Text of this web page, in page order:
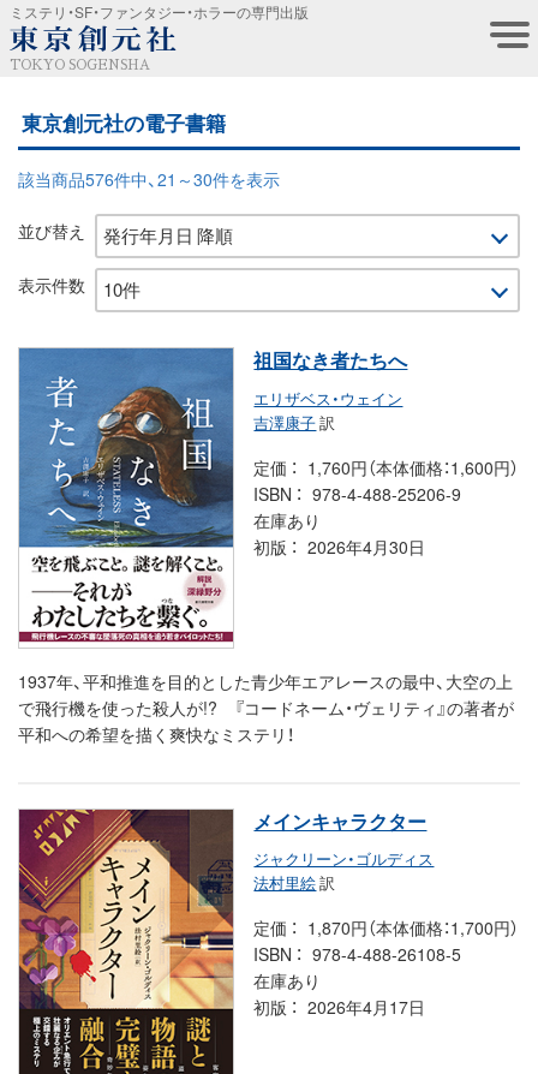
ミステリ・SF・ファンタジー・ホラーの専門出版
TOKYO SOGENSHA
東京創元社の電子書籍
該当商品576件中、21～30件を表示
並び替え
表示件数
祖国なき者たちへ
エリザベス・ウェイン
吉澤康子訳
定価
1,760円（本体価格：1,600円）
ISBN
978-4-488-25206-9
在庫あり
初版
2026年4月30日
1937年、平和推進を目的とした青少年エアレースの最中、大空の上
で飛行機を使った殺人が!? 『コードネーム・ヴェリティ』の著者が
平和への希望を描く爽快なミステリ！
メインキャラクター
ジャクリーン・ゴルディス
法村里絵訳
定価
1,870円（本体価格：1,700円）
ISBN
978-4-488-26108-5
在庫あり
初版
2026年4月17日